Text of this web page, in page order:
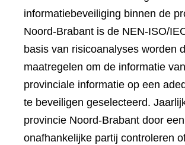
informatiebeveiliging binnen de
Noord-Brabant is de NEN-ISO/
basis van risicoanalyses worden
maatregelen om de informatie
provinciale informatie op een
te beveiligen geselecteerd.
provincie Noord-Brabant door een
onafhankelijke partij controleren